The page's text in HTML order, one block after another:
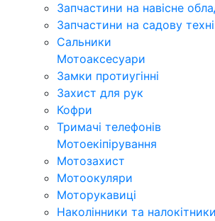
Запчастини на навісне
Запчастини на садову
Сальники
Мотоаксесуари
Замки протиугінні
Захист для рук
Кофри
Тримачі телефонів
Мотоекіпірування
Мотозахист
Мотоокуляри
Моторукавиці
Наколінники та налокітники